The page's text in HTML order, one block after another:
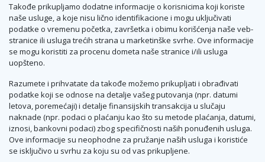
Takođe prikupljamo dodatne informacije o korisnicima koji koriste
naše usluge, a koje nisu lično identifikacione i mogu uključivati
podatke o vremenu početka, završetka i obimu korišćenja naše veb-
stranice ili usluga trećih strana u marketinške svrhe. Ove informacije
se mogu koristiti za procenu dometa naše stranice i/ili usluga
uopšteno.
Razumete i prihvatate da takođe možemo prikupljati i obrađivati
podatke koji se odnose na detalje vašeg putovanja (npr. datumi
letova, poremećaji) i detalje finansijskih transakcija u slučaju
naknade (npr. podaci o plaćanju kao što su metode plaćanja, datumi,
iznosi, bankovni podaci) zbog specifičnosti naših ponuđenih usluga.
Ove informacije su neophodne za pružanje naših usluga i koristiće
se isključivo u svrhu za koju su od vas prikupljene.